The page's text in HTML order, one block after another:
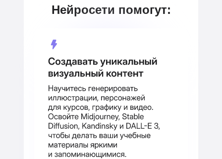
Нейросети помогут: